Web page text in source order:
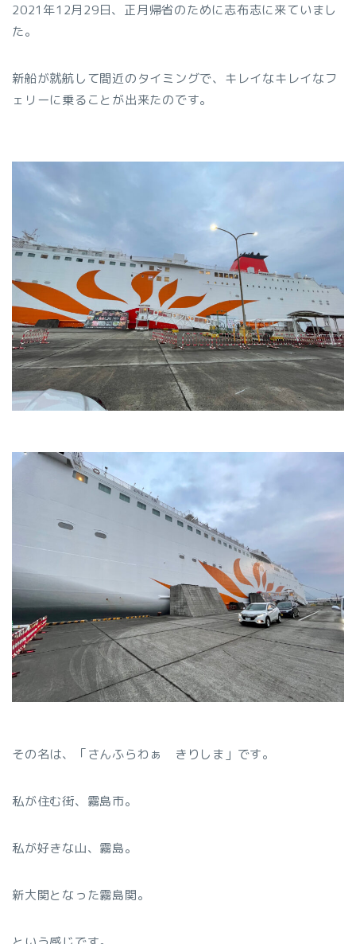
2021年12月29日、正月帰省のために志布志に来ていまし
た。
新船が就航して間近のタイミングで、キレイなキレイなフ
ェリーに乗ることが出来たのです。
その名は、「さんふらわぁ きりしま」です。
私が住む街、霧島市。
私が好きな山、霧島。
新大関となった霧島関。